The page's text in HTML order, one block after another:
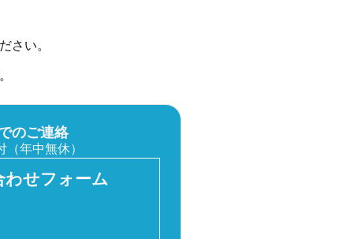
さい。
のご連絡
年中無休）
わせフォーム